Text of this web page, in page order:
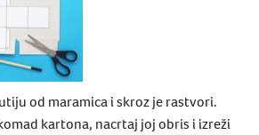
od maramica i skroz je rastvori.
kartona, nacrtaj joj obris i izreži